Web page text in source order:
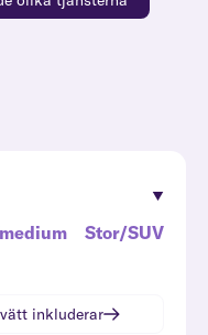
Stor/SUV
inkluderar